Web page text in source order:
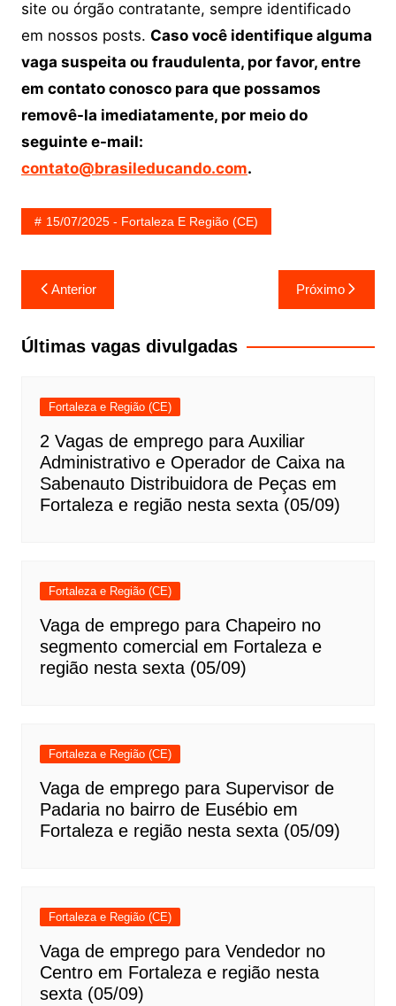
site ou órgão contratante, sempre identificado
em nossos posts. Caso você identifique alguma
vaga suspeita ou fraudulenta, por favor, entre
em contato conosco para que possamos
removê-la imediatamente, por meio do
seguinte e-mail:
contato@brasileducando.com.
15/07/2025 - Fortaleza E Região (CE)
Navegação
de
Post
Anterior Próximo
Últimas vagas divulgadas
Fortaleza e Região (CE)
2 Vagas de emprego para Auxiliar
Administrativo e Operador de Caixa na
Sabenauto Distribuidora de Peças em
Fortaleza e região nesta sexta (05/09)
Fortaleza e Região (CE)
Vaga de emprego para Chapeiro no
segmento comercial em Fortaleza e
região nesta sexta (05/09)
Fortaleza e Região (CE)
Vaga de emprego para Supervisor de
Padaria no bairro de Eusébio em
Fortaleza e região nesta sexta (05/09)
Fortaleza e Região (CE)
Vaga de emprego para Vendedor no
Centro em Fortaleza e região nesta
sexta (05/09)